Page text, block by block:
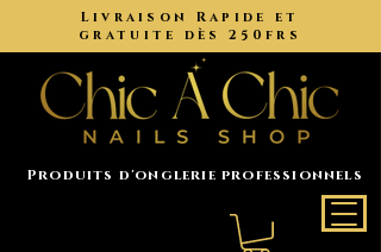
Livraison Rapide et
gratuite dès 250frs
Produits d'onglerie professionnels